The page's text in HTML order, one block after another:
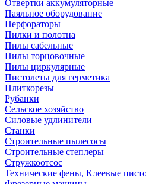
Отвертки аккумуляторные
Паяльное оборудование
Перфораторы
Пилки и полотна
Пилы сабельные
Пилы торцовочные
Пилы циркулярные
Пистолеты для герметика
Плиткорезы
Рубанки
Сельское хозяйство
Силовые удлинители
Станки
Строительные пылесосы
Строительные степлеры
Стружкоотсос
Технические фены, Клеевые